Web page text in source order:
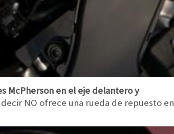
McPherson en el eje delantero y
NO ofrece una rueda de repuesto en